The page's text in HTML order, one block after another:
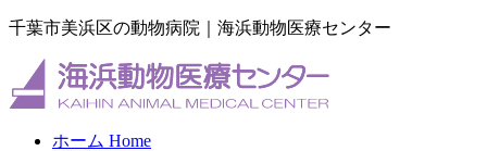
千葉市美浜区の動物病院｜海浜動物医療センター
ホーム Home